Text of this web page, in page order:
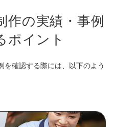
作の実績・事例
ポイント
確認する際には、以下のよう